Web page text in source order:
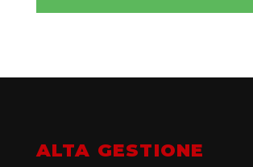
ALTA GESTIONE